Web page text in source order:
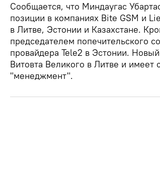
Сообщается, что Миндаугас
позиции в компаниях Bite GSM и
в Литве, Эстонии и Казахстане.
председателем попечительского
провайдера Tele2 в Эстонии.
Витовта Великого в Литве и имеет
"менеджмент".